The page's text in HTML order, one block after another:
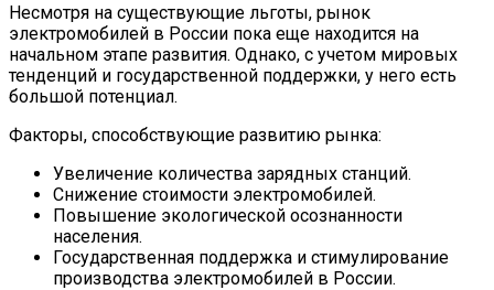
Несмотря на существующие льготы, рынок
электромобилей в России пока еще находится на
начальном этапе развития. Однако, с учетом мировых
тенденций и государственной поддержки, у него есть
большой потенциал.
Факторы, способствующие развитию рынка:
Увеличение количества зарядных станций.
Снижение стоимости электромобилей.
Повышение экологической осознанности
населения.
Государственная поддержка и стимулирование
производства электромобилей в России.